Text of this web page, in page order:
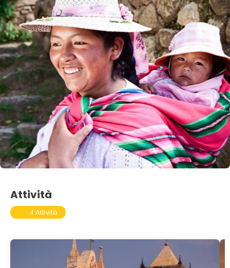
Attività
4 Attività